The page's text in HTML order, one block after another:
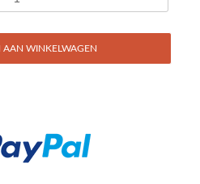
WINKELWAGEN